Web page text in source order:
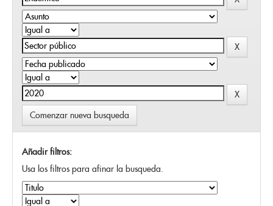
Comenzar nueva busqueda
Añadir filtros:
Usa los filtros para afinar la busqueda.